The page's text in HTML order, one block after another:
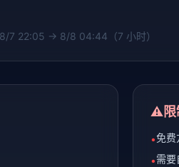
8/7 22:05 → 8/8 04:44（7 小时）
⚠️限
•免费
•需